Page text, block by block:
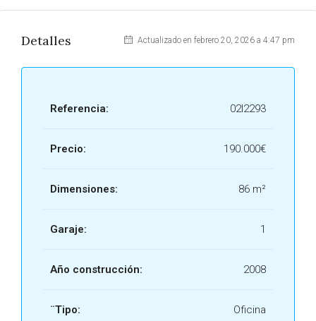
Detalles Actualizado en febrero 20, 2026 a 4:47 pm
Referencia: 02l2293
Precio: 190.000€
Dimensiones: 86 m²
Garaje: 1
Año construcción: 2008
¨Tipo: Oficina